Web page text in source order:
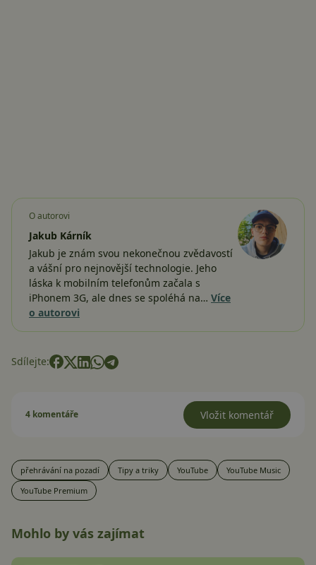
O autorovi
Jakub Kárník
Jakub je znám svou nekonečnou zvědavostí
a vášní pro nejnovější technologie. Jeho
láska k mobilním telefonům začala s
iPhonem 3G, ale dnes se spoléhá na… Více
o autorovi
Sdílejte:
4 komentáře Vložit komentář
přehrávání na pozadí Tipy a triky YouTube
YouTube Music
YouTube Premium
Mohlo by vás zajímat